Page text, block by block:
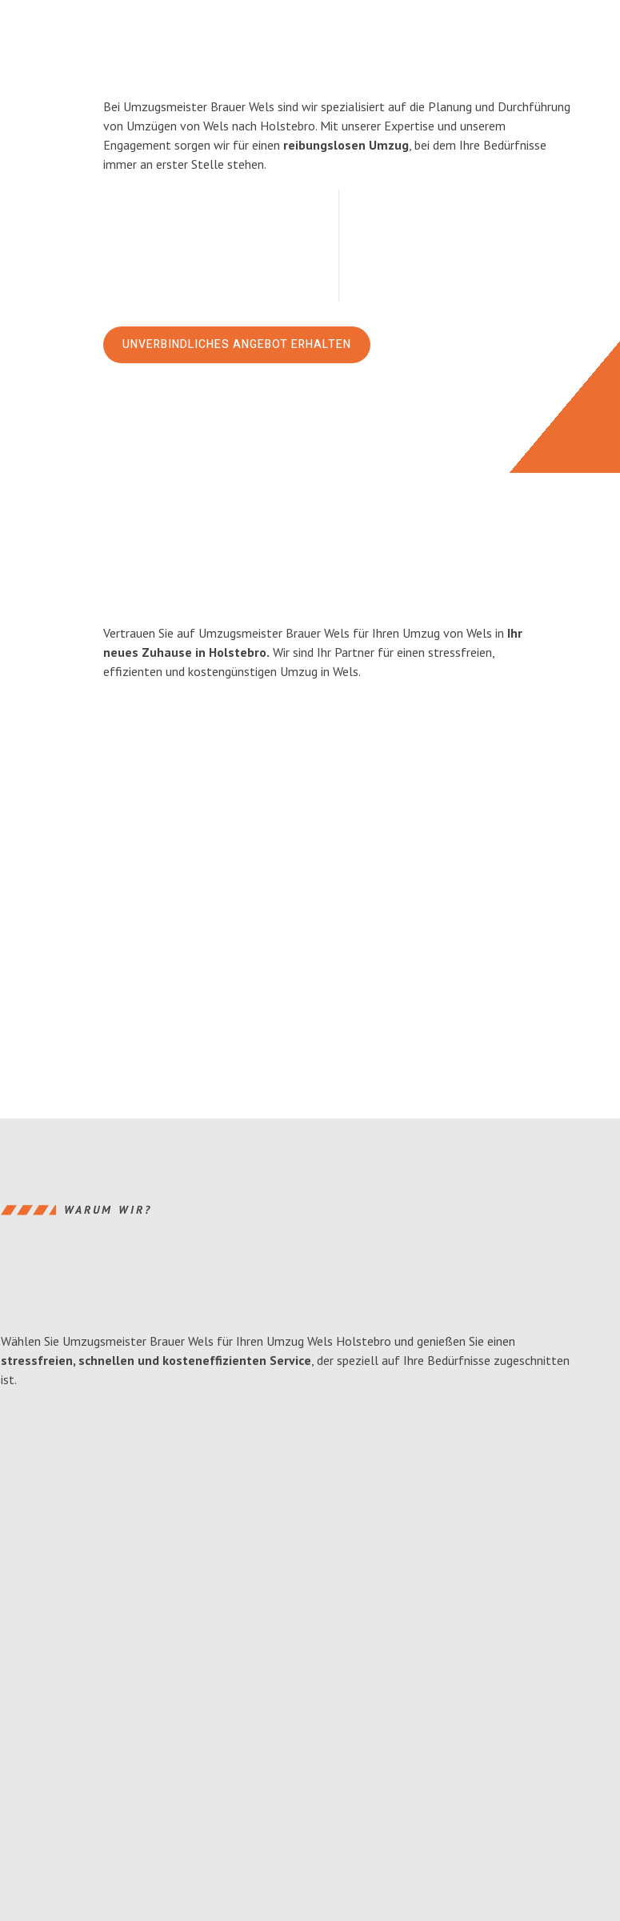
Bei Umzugsmeister Brauer Wels sind wir spezialisiert auf die Planung und Durchführung
von Umzügen von Wels nach Holstebro. Mit unserer Expertise und unserem
Engagement sorgen wir für einen reibungslosen Umzug, bei dem Ihre Bedürfnisse
immer an erster Stelle stehen.
UNVERBINDLICHES ANGEBOT ERHALTEN
Vertrauen Sie auf Umzugsmeister Brauer Wels für Ihren Umzug von Wels in Ihr
neues Zuhause in Holstebro. Wir sind Ihr Partner für einen stressfreien,
effizienten und kostengünstigen Umzug in Wels.
WARUM WIR?
Wählen Sie Umzugsmeister Brauer Wels für Ihren Umzug Wels Holstebro und genießen Sie einen
stressfreien, schnellen und kosteneffizienten Service, der speziell auf Ihre Bedürfnisse zugeschnitten
ist.